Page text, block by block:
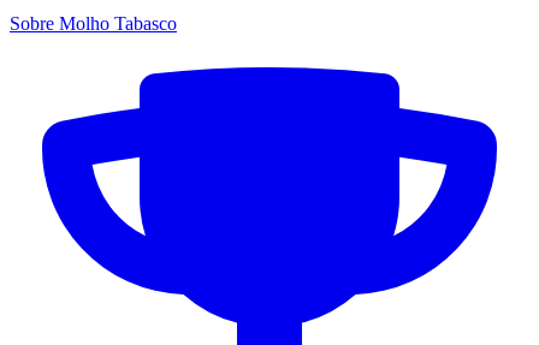
Sobre Molho Tabasco